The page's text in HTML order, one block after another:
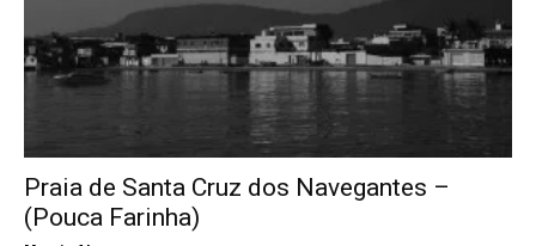
Praia de Santa Cruz dos Navegantes –
(Pouca Farinha)